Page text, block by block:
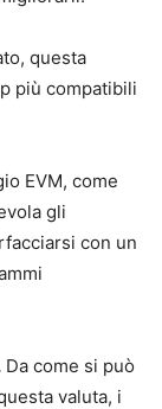
questa
più compatibili
EVM, come
gli
con un
Da come si può
valuta, i